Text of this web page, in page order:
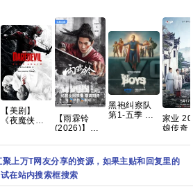
【美剧】
《夜魔侠：
克斯 文森特·
多诺费奥 克
里斯滕·里特
【雨霖铃
(2026)】
更新】
【1080P高
码】【国语
中字】【单
集/1G】【大
黑袍纠察队
第1-五季 全8
简繁英
家业
娘传奇
紫 韩东
更最新
聚上万T网友分享的资源，如果主贴和回复里的
在站内搜索框搜索